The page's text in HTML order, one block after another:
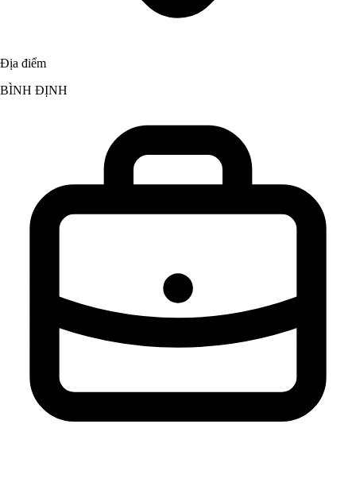
Địa điểm
BÌNH ĐỊNH